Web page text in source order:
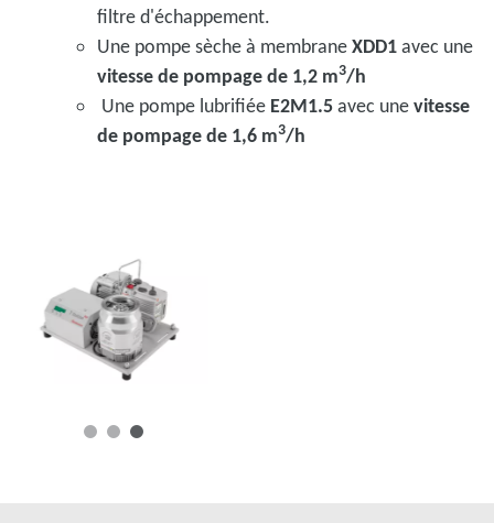
filtre d'échappement.
Une pompe sèche à membraneXDD1avec une
vitesse de pompage de 1,2 m3/h
Une pompe lubrifiée E2M1.5avec unevitesse
de pompage de 1,6 m3/h